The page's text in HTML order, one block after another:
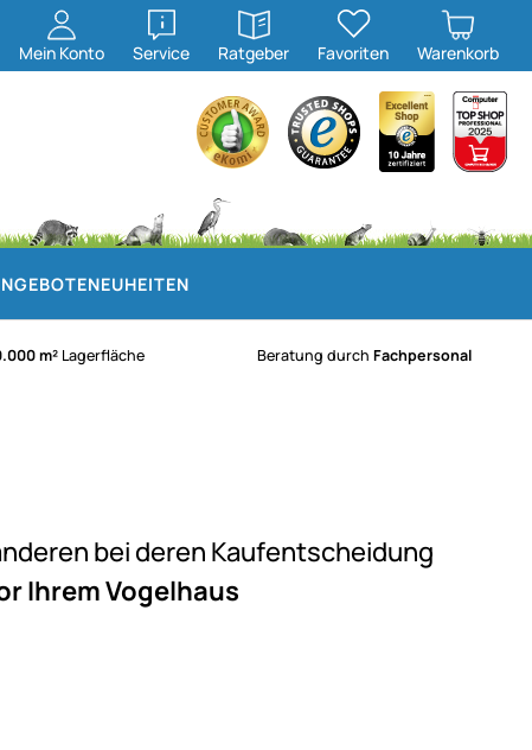
Mein Konto Service
öffnen
Ratgeber
öffnen
Favoriten Warenkorb
NEUHEITEN
m² Lagerfläche Beratung durch Fachpersonal
bei deren Kaufentscheidung
Ihrem Vogelhaus